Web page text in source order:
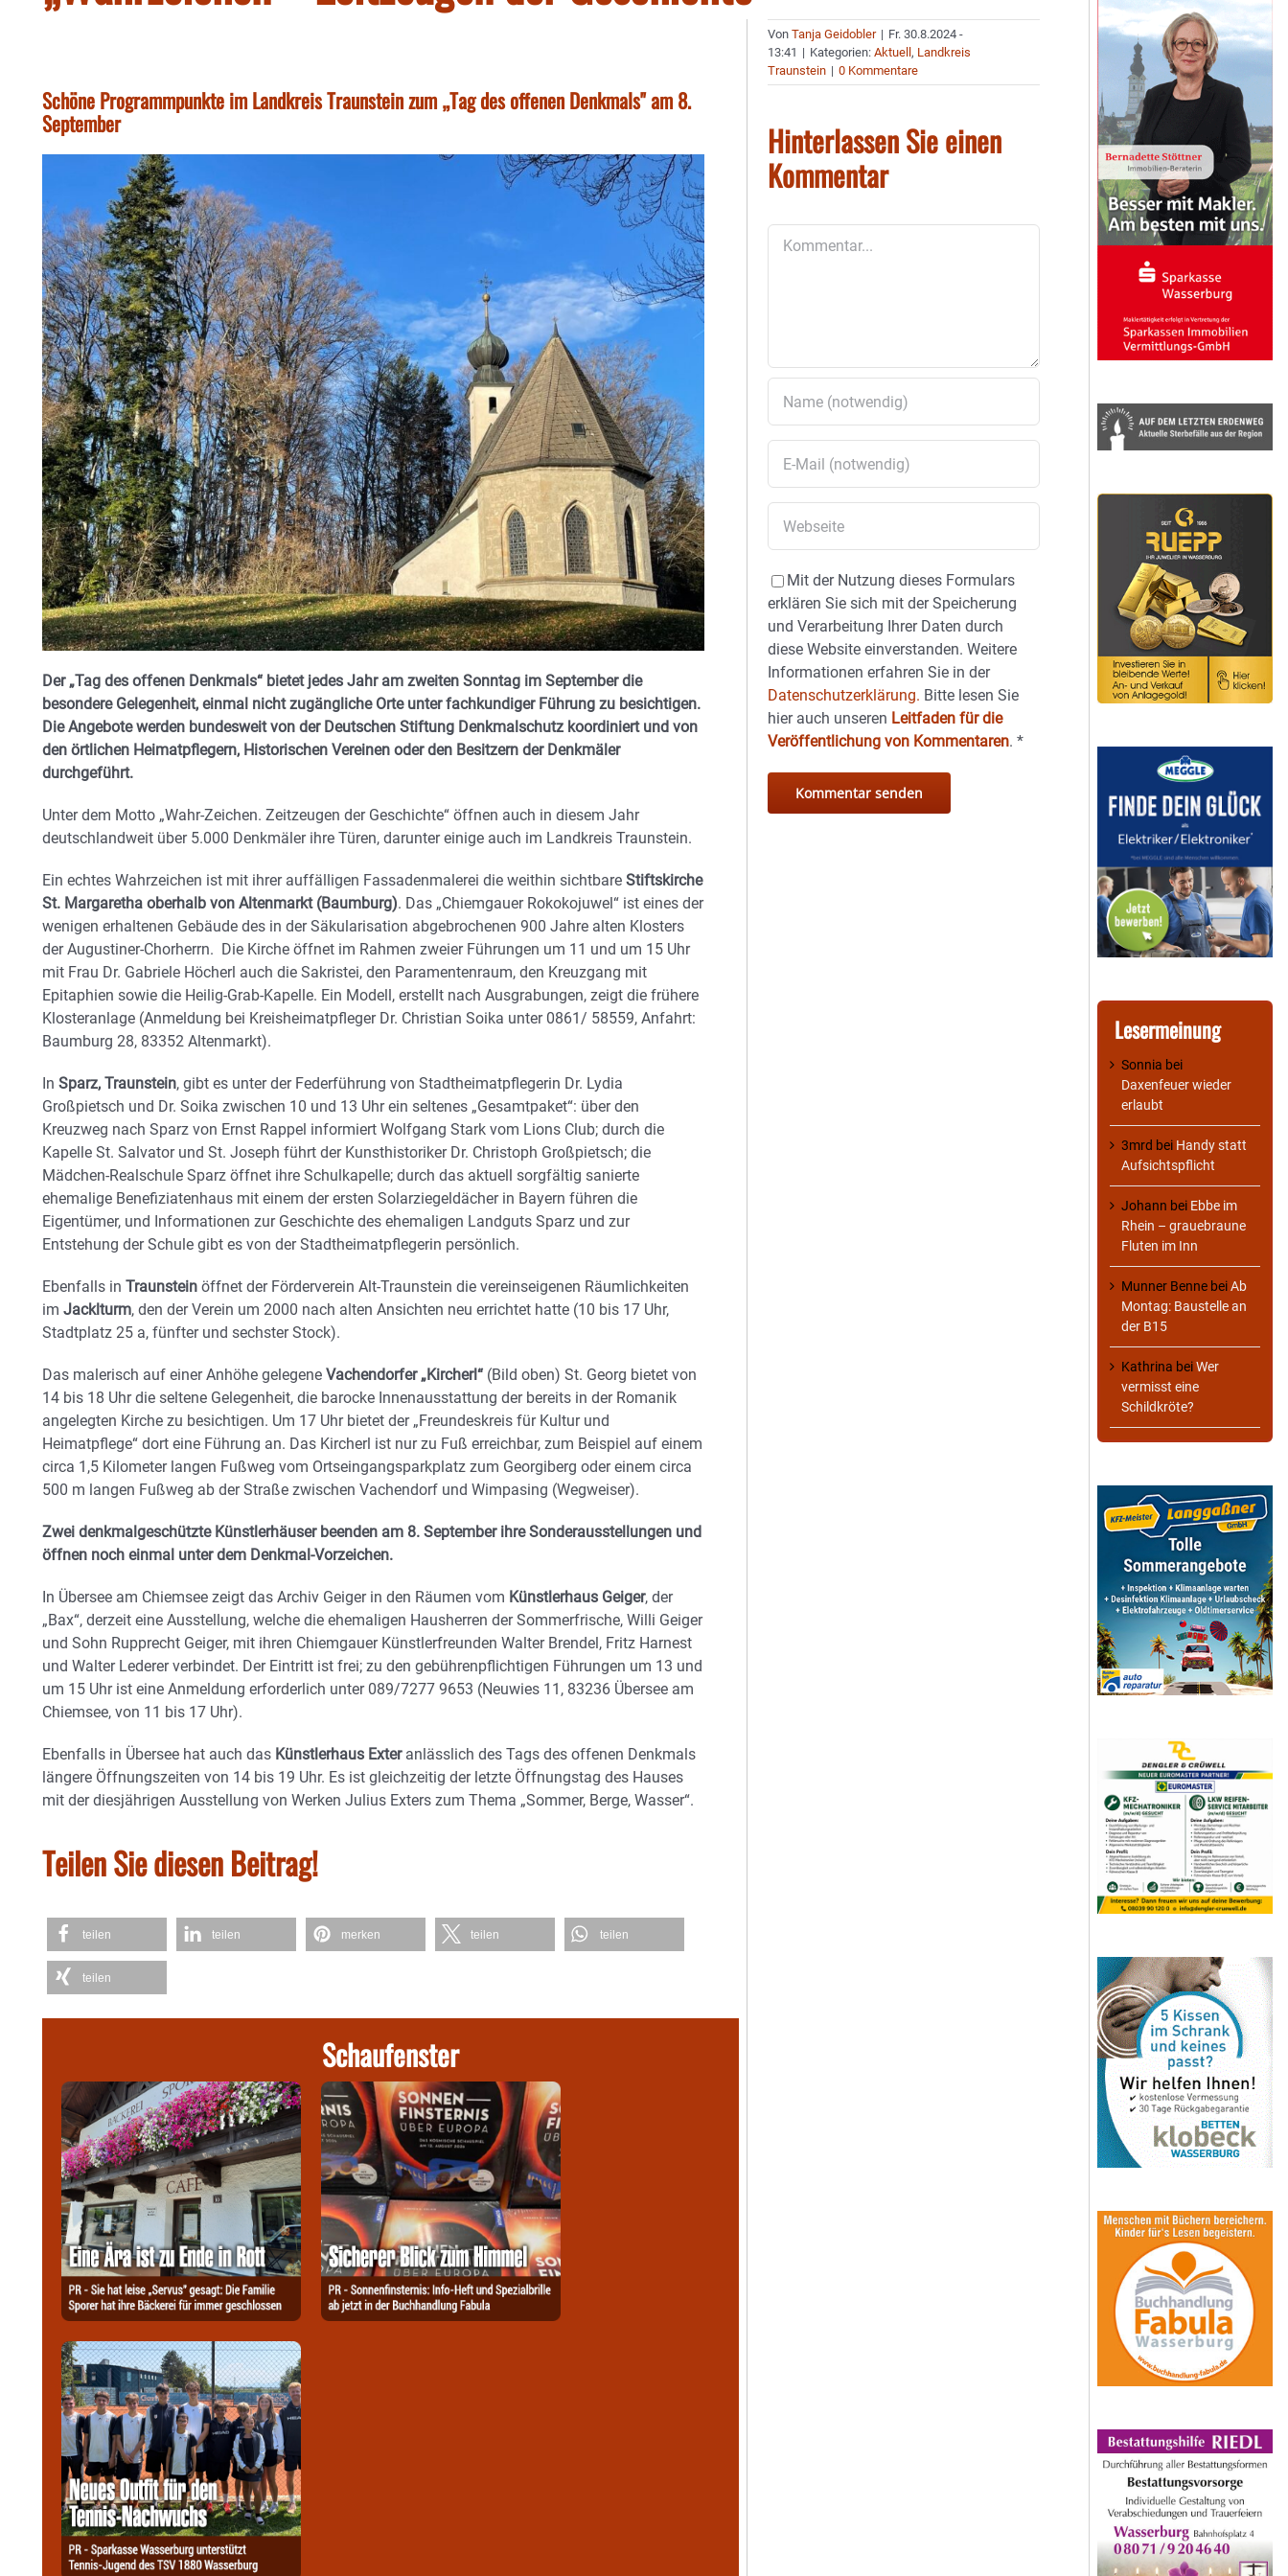
Schöne Programmpunkte im Landkreis Traunstein zum „Tag des offenen Denkmals" am 8.
September
Der „Tag des offenen Denkmals“ bietet jedes Jahr am zweiten Sonntag im September die
besondere Gelegenheit, einmal nicht zugängliche Orte unter fachkundiger Führung zu besichtigen.
Die Angebote werden bundesweit von der Deutschen Stiftung Denkmalschutz koordiniert und von
den örtlichen Heimatpflegern, Historischen Vereinen oder den Besitzern der Denkmäler
durchgeführt.
Unter dem Motto „Wahr-Zeichen. Zeitzeugen der Geschichte“ öffnen auch in diesem Jahr
deutschlandweit über 5.000 Denkmäler ihre Türen, darunter einige auch im Landkreis Traunstein.
Ein echtes Wahrzeichen ist mit ihrer auffälligen Fassadenmalerei die weithin sichtbare Stiftskirche
St. Margaretha oberhalb von Altenmarkt (Baumburg). Das „Chiemgauer Rokokojuwel“ ist eines der
wenigen erhaltenen Gebäude des in der Säkularisation abgebrochenen 900 Jahre alten Klosters
der Augustiner-Chorherrn. Die Kirche öffnet im Rahmen zweier Führungen um 11 und um 15 Uhr
mit Frau Dr. Gabriele Höcherl auch die Sakristei, den Paramentenraum, den Kreuzgang mit
Epitaphien sowie die Heilig-Grab-Kapelle. Ein Modell, erstellt nach Ausgrabungen, zeigt die frühere
Klosteranlage (Anmeldung bei Kreisheimatpfleger Dr. Christian Soika unter 0861/ 58559, Anfahrt:
Baumburg 28, 83352 Altenmarkt).
In Sparz, Traunstein, gibt es unter der Federführung von Stadtheimatpflegerin Dr. Lydia
Großpietsch und Dr. Soika zwischen 10 und 13 Uhr ein seltenes „Gesamtpaket“: über den
Kreuzweg nach Sparz von Ernst Rappel informiert Wolfgang Stark vom Lions Club; durch die
Kapelle St. Salvator und St. Joseph führt der Kunsthistoriker Dr. Christoph Großpietsch; die
Mädchen-Realschule Sparz öffnet ihre Schulkapelle; durch das aktuell sorgfältig sanierte
ehemalige Benefiziatenhaus mit einem der ersten Solarziegeldächer in Bayern führen die
Eigentümer, und Informationen zur Geschichte des ehemaligen Landguts Sparz und zur
Entstehung der Schule gibt es von der Stadtheimatpflegerin persönlich.
Ebenfalls in Traunstein öffnet der Förderverein Alt-Traunstein die vereinseigenen Räumlichkeiten
im Jacklturm, den der Verein um 2000 nach alten Ansichten neu errichtet hatte (10 bis 17 Uhr,
Stadtplatz 25 a, fünfter und sechster Stock).
Das malerisch auf einer Anhöhe gelegene Vachendorfer „Kircherl“ (Bild oben) St. Georg bietet von
14 bis 18 Uhr die seltene Gelegenheit, die barocke Innenausstattung der bereits in der Romanik
angelegten Kirche zu besichtigen. Um 17 Uhr bietet der „Freundeskreis für Kultur und
Heimatpflege“ dort eine Führung an. Das Kircherl ist nur zu Fuß erreichbar, zum Beispiel auf einem
circa 1,5 Kilometer langen Fußweg vom Ortseingangsparkplatz zum Georgiberg oder einem circa
500 m langen Fußweg ab der Straße zwischen Vachendorf und Wimpasing (Wegweiser).
Zwei denkmalgeschützte Künstlerhäuser beenden am 8. September ihre Sonderausstellungen und
öffnen noch einmal unter dem Denkmal-Vorzeichen.
In Übersee am Chiemsee zeigt das Archiv Geiger in den Räumen vom Künstlerhaus Geiger, der
„Bax“, derzeit eine Ausstellung, welche die ehemaligen Hausherren der Sommerfrische, Willi Geiger
und Sohn Rupprecht Geiger, mit ihren Chiemgauer Künstlerfreunden Walter Brendel, Fritz Harnest
und Walter Lederer verbindet. Der Eintritt ist frei; zu den gebührenpflichtigen Führungen um 13 und
um 15 Uhr ist eine Anmeldung erforderlich unter 089/7277 9653 (Neuwies 11, 83236 Übersee am
Chiemsee, von 11 bis 17 Uhr).
Ebenfalls in Übersee hat auch das Künstlerhaus Exteranlässlich des Tags des offenen Denkmals
längere Öffnungszeiten von 14 bis 19 Uhr. Es ist gleichzeitig der letzte Öffnungstag des Hauses
mit der diesjährigen Ausstellung von Werken Julius Exters zum Thema „Sommer, Berge, Wasser“.
Teilen Sie diesen Beitrag!
teilen teilen merken teilen teilen
teilen
Schaufenster
VonTanja Geidobler | Fr. 30.8.2024 -
13:41 | Kategorien:Aktuell, Landkreis
Traunstein | 0 Kommentare
Hinterlassen Sie einen
Kommentar
Mit der Nutzung dieses Formulars
erklären Sie sich mit der Speicherung
und Verarbeitung Ihrer Daten durch
diese Website einverstanden. Weitere
Informationen erfahren Sie in der
Datenschutzerklärung. Bitte lesen Sie
hier auch unseren Leitfaden für die
Veröffentlichung von Kommentaren.*
Lesermeinung
Sonnia bei
Daxenfeuer wieder
erlaubt
3mrd bei Handy statt
Aufsichtspflicht
Johann bei Ebbe im
Rhein – grauebraune
Fluten im Inn
Munner Benne beiAb
Montag: Baustelle an
der B15
Kathrina beiWer
vermisst eine
Schildkröte?